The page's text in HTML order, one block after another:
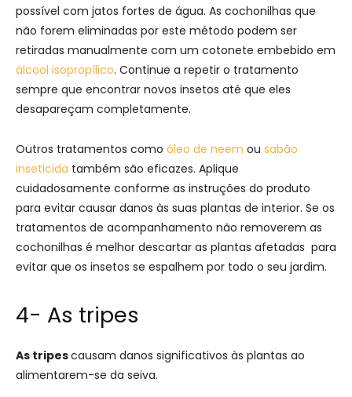
possível com jatos fortes de água. As cochonilhas que
não forem eliminadas por este método podem ser
retiradas manualmente com um cotonete embebido em
álcool isopropílico. Continue a repetir o tratamento
sempre que encontrar novos insetos até que eles
desapareçam completamente.
Outros tratamentos como óleo de neem ou sabão
inseticida também são eficazes. Aplique
cuidadosamente conforme as instruções do produto
para evitar causar danos às suas plantas de interior. Se os
tratamentos de acompanhamento não removerem as
cochonilhas é melhor descartar as plantas afetadas para
evitar que os insetos se espalhem por todo o seu jardim.
4- As tripes
As tripescausam danos significativos às plantas ao
alimentarem-se da seiva.